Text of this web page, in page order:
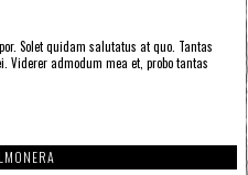
Solet quidam salutatus at quo. Tantas
Viderer admodum mea et, probo tantas